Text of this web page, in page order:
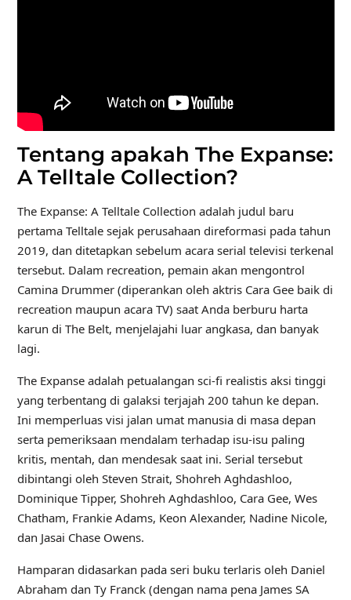
Tentang apakah The Expanse:
A Telltale Collection?
The Expanse: A Telltale Collection adalah judul baru
pertama Telltale sejak perusahaan direformasi pada tahun
2019, dan ditetapkan sebelum acara serial televisi terkenal
tersebut. Dalam recreation, pemain akan mengontrol
Camina Drummer (diperankan oleh aktris Cara Gee baik di
recreation maupun acara TV) saat Anda berburu harta
karun di The Belt, menjelajahi luar angkasa, dan banyak
lagi.
The Expanse adalah petualangan sci-fi realistis aksi tinggi
yang terbentang di galaksi terjajah 200 tahun ke depan.
Ini memperluas visi jalan umat manusia di masa depan
serta pemeriksaan mendalam terhadap isu-isu paling
kritis, mentah, dan mendesak saat ini. Serial tersebut
dibintangi oleh Steven Strait, Shohreh Aghdashloo,
Dominique Tipper, Shohreh Aghdashloo, Cara Gee, Wes
Chatham, Frankie Adams, Keon Alexander, Nadine Nicole,
dan Jasai Chase Owens.
Hamparan didasarkan pada seri buku terlaris oleh Daniel
Abraham dan Ty Franck (dengan nama pena James SA